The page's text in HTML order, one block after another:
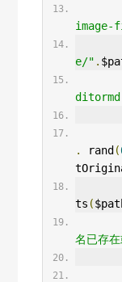
e/" .
.
rand(
ts (
名已存